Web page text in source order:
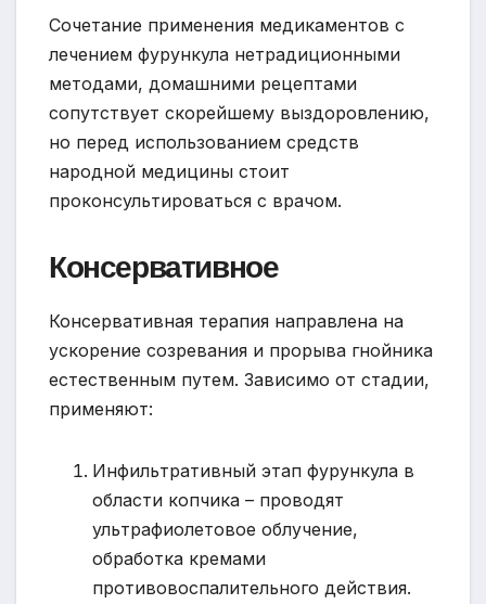
Сочетание применения медикаментов с
лечением фурункула нетрадиционными
методами, домашними рецептами
сопутствует скорейшему выздоровлению,
но перед использованием средств
народной медицины стоит
проконсультироваться с врачом.
Консервативное
Консервативная терапия направлена на
ускорение созревания и прорыва гнойника
естественным путем. Зависимо от стадии,
применяют:
Инфильтративный этап фурункула в
области копчика – проводят
ультрафиолетовое облучение,
обработка кремами
противовоспалительного действия.